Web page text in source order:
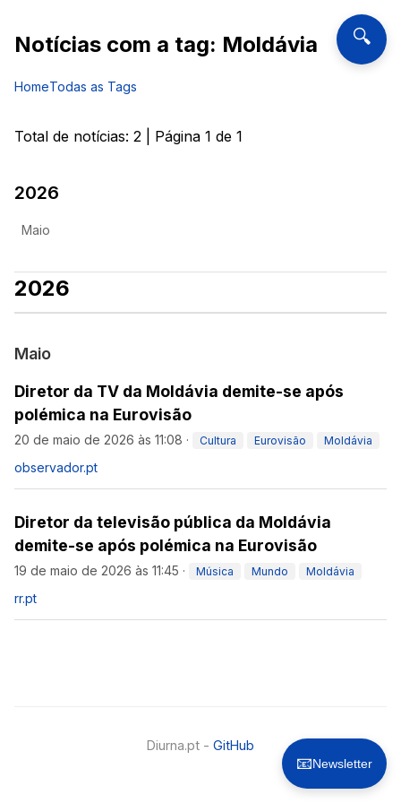
🔍
Notícias com a tag: Moldávia
HomeTodas as Tags
Total de notícias: 2 | Página 1 de 1
2026
Maio
2026
Maio
Diretor da TV da Moldávia demite-se após
polémica na Eurovisão
20 de maio de 2026 às 11:08 · Cultura Eurovisão Moldávia
observador.pt
Diretor da televisão pública da Moldávia
demite-se após polémica na Eurovisão
19 de maio de 2026 às 11:45 · Música Mundo Moldávia
rr.pt
Diurna.pt - GitHub
📧Newsletter